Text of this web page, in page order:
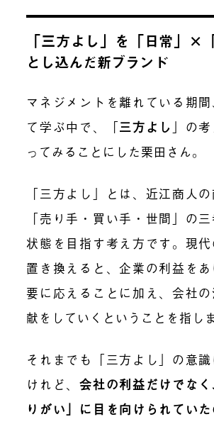
「三方よし」を「日常」×
とし込んだ新ブランド
マネジメントを離れている期
て学ぶ中で、
「三方よし 」 の
ってみることにした栗田さん。
「三方よし」とは、近江商人の
「売り手・買い手・世間」の
状態を目指す考え方です。現
置き換えると、企業の利益を
要に応えることに加え、会社
献をしていくということを指しま
それまでも「三方よし」の意
けれど、会社の利益だけでな
りがい」に目を向けられていた